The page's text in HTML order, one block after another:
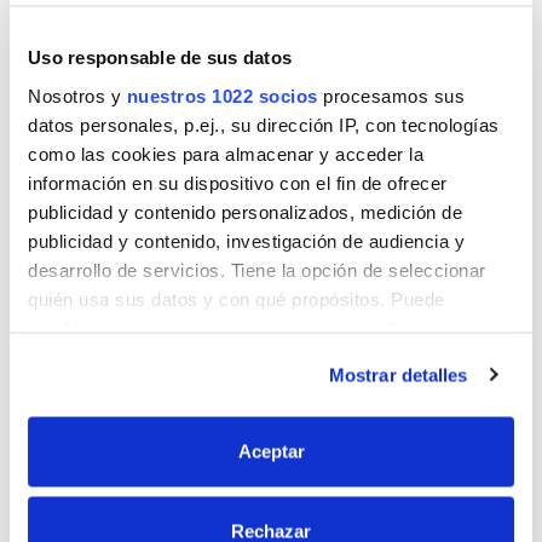
Uso responsable de sus datos
Nosotros y nuestros 1022 socios procesamos sus
datos personales, p.ej., su dirección IP, con tecnologías
como las cookies para almacenar y acceder la
información en su dispositivo con el fin de ofrecer
publicidad y contenido personalizados, medición de
publicidad y contenido, investigación de audiencia y
desarrollo de servicios. Tiene la opción de seleccionar
quién usa sus datos y con qué propósitos. Puede
Si lo permite, también quisiéramos:
Mostrar detalles
Aceptar
Rechazar
Descubrir